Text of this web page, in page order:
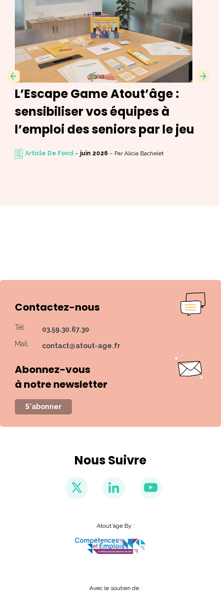
Previ
ousL’Escape Game Atout’âge :
sensibiliser vos équipes à
l’emploi des seniors par le jeu
Article De Fond – juin 2026 – Par Alicia Bachelet
Contactez-nous
Tél.
03.59.30.67.30
Mail.
contact@atout-age.fr
Abonnez-vous
à notre newsletter
S'abonner
Nous Suivre
Atout'âge By :
Avec le soutien de :